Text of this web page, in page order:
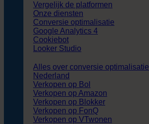
Vergelijk de platformen
Onze diensten
Conversie optimalisatie
Google Analytics 4
Cookiebot
Looker Studio
Alles over conversie optimalisatie
Nederland
Verkopen op Bol
Verkopen op Amazon
Verkopen op Blokker
Verkopen op FonQ
Verkopen op VTwonen